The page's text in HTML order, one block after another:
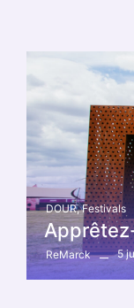
DOUR, Festivals
ReMarck 5